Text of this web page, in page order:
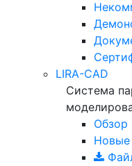
LIRA-CAD
Система
Обзор
Новые